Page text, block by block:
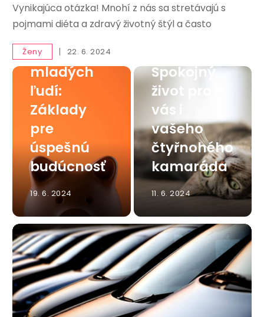
Vynikajúca otázka! Mnohí z nás sa stretávajú s
pojmami diéta a zdravý životný štýl a často
Ženy 22. 6. 2024
Finančná
ť pre
mladých
ľudí:
Základy
pre
úspešnú
budúcnosť
19. 6. 2024
Mačka v
Spokojný
život pro
vás i
vašeho
čtyřnohého
kamaráda
11. 6. 2024